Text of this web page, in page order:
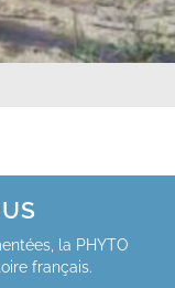
la PHYTO
français.